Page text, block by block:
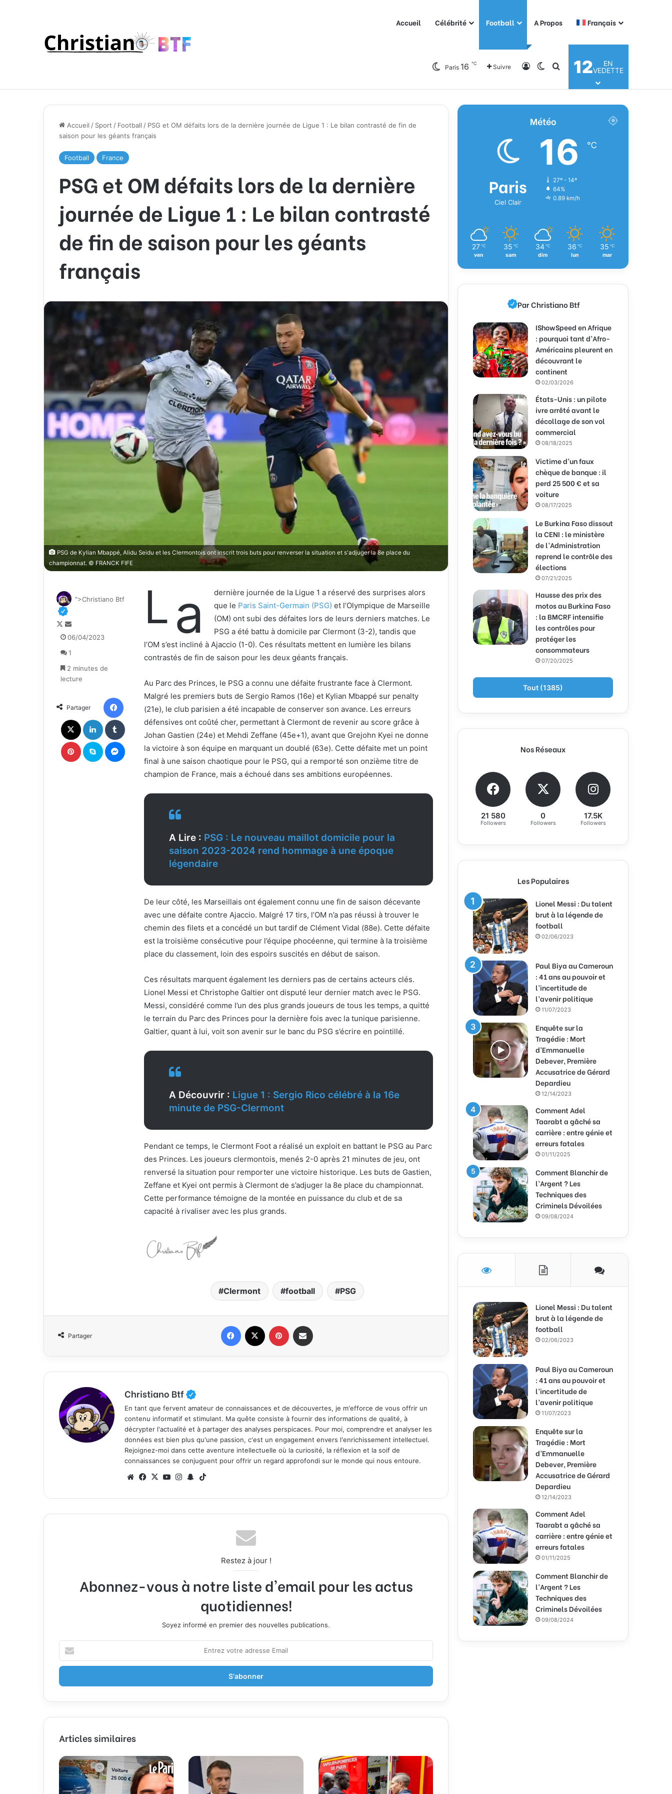
Accueil Célébrité Football A Propos Français
Paris 16 ℃ Suivre ConnexionSwitch skin
Rechercher
12
EN
VEDETTE
Accueil / Sport / Football / PSG et OM défaits lors de la dernière journée de Ligue 1 : Le bilan contrasté de fin de
saison pour les géants français
Football France
PSG et OM défaits lors de la dernière
journée de Ligue 1 : Le bilan contrasté
de fin de saison pour les géants
français
PSG de Kylian Mbappé, Alidu Seidu et les Clermontois ont inscrit trois buts pour renverser la situation et s'adjuger la 8e place du
championnat. © FRANCK FIFE
La
dernière journée de la Ligue 1 a réservé des surprises alors
que le Paris Saint-Germain (PSG) et l’Olympique de Marseille
(OM) ont subi des défaites lors de leurs derniers matches. Le
PSG a été battu à domicile par Clermont (3-2), tandis que
l’OM s’est incliné à Ajaccio (1-0). Ces résultats mettent en lumière les bilans
contrastés de fin de saison pour les deux géants français.
Au Parc des Princes, le PSG a connu une défaite frustrante face à Clermont.
Malgré les premiers buts de Sergio Ramos (16e) et Kylian Mbappé sur penalty
(21e), le club parisien a été incapable de conserver son avance. Les erreurs
défensives ont coûté cher, permettant à Clermont de revenir au score grâce à
Johan Gastien (24e) et Mehdi Zeffane (45e+1), avant que Grejohn Kyei ne donne
la victoire à son équipe en marquant un doublé (63e). Cette défaite met un point
final à une saison chaotique pour le PSG, qui a remporté son onzième titre de
champion de France, mais a échoué dans ses ambitions européennes.
A Lire : PSG : Le nouveau maillot domicile pour la
saison 2023-2024 rend hommage à une époque
légendaire
De leur côté, les Marseillais ont également connu une fin de saison décevante
avec une défaite contre Ajaccio. Malgré 17 tirs, l’OM n’a pas réussi à trouver le
chemin des filets et a concédé un but tardif de Clément Vidal (88e). Cette défaite
est la troisième consécutive pour l’équipe phocéenne, qui termine à la troisième
place du classement, loin des espoirs suscités en début de saison.
Ces résultats marquent également les derniers pas de certains acteurs clés.
Lionel Messi et Christophe Galtier ont disputé leur dernier match avec le PSG.
Messi, considéré comme l’un des plus grands joueurs de tous les temps, a quitté
le terrain du Parc des Princes pour la dernière fois avec la tunique parisienne.
Galtier, quant à lui, voit son avenir sur le banc du PSG s’écrire en pointillé.
A Découvrir : Ligue 1 : Sergio Rico célébré à la 16e
minute de PSG-Clermont
Pendant ce temps, le Clermont Foot a réalisé un exploit en battant le PSG au Parc
des Princes. Les joueurs clermontois, menés 2-0 après 21 minutes de jeu, ont
renversé la situation pour remporter une victoire historique. Les buts de Gastien,
Zeffane et Kyei ont permis à Clermont de s’adjuger la 8e place du championnat.
Cette performance témoigne de la montée en puissance du club et de sa
capacité à rivaliser avec les plus grands.
Clermont football PSG
">Christiano Btf
F
o
l
o
w
X
n
y
e
n
c
o
u
r
r
06/04/2023
1
2 minutes de
lecture
Partager
Partager
Christiano Btf
En tant que fervent amateur de connaissances et de découvertes, je m'efforce de vous offrir un
contenu informatif et stimulant. Ma quête consiste à fournir des informations de qualité, à
décrypter l'actualité et à partager des analyses perspicaces. Pour moi, comprendre et analyser les
données est bien plus qu'une passion, c'est un engagement envers l'enrichissement intellectuel.
Rejoignez-moi dans cette aventure intellectuelle où la curiosité, la réflexion et la soif de
connaissances se conjuguent pour offrir un regard approfondi sur le monde qui nous entoure.
We
te
Fa
bo
ok
X
Yo
ub
e
Ins
ra
m
Sn
ch
at
k
Restez à jour !
Abonnez-vous à notre liste d'email pour les actus
quotidiennes!
Soyez informé en premier des nouvelles publications.
t
e
o
r
a
d
Articles similaires
Météo
Paris
Ciel Clair
16 ℃
27º - 14º
64%
0.89 km/h
27 ℃
ven
35 ℃
sam
34 ℃
dim
36 ℃
lun
35 ℃
mar
Par Christiano Btf
IShowSpeed en Afrique
: pourquoi tant d’Afro-
Américains pleurent en
découvrant le
continent
02/03/2026
États-Unis : un pilote
ivre arrêté avant le
décollage de son vol
commercial
08/18/2025
Victime d’un faux
chèque de banque : il
perd 25 500 € et sa
voiture
08/17/2025
Le Burkina Faso dissout
la CENI : le ministère
de l’Administration
reprend le contrôle des
élections
07/21/2025
Hausse des prix des
motos au Burkina Faso
: la BMCRF intensifie
les contrôles pour
protéger les
consommateurs
07/20/2025
Tout (1385)
Nos Réseaux
21 580
Followers
0
Followers
17.5K
Followers
Les Populaires
Lionel Messi : Du talent
brut à la légende de
football
02/06/2023
Paul Biya au Cameroun
: 41 ans au pouvoir et
l’incertitude de
l’avenir politique
11/07/2023
Enquête sur la
Tragédie : Mort
d’Emmanuelle
Debever, Première
Accusatrice de Gérard
Depardieu
12/14/2023
Comment Adel
Taarabt a gâché sa
carrière : entre génie et
erreurs fatales
01/11/2025
Comment Blanchir de
l’Argent ? Les
Techniques des
Criminels Dévoilées
09/08/2024
Lionel Messi : Du talent
brut à la légende de
football
02/06/2023
Paul Biya au Cameroun
: 41 ans au pouvoir et
l’incertitude de
l’avenir politique
11/07/2023
Enquête sur la
Tragédie : Mort
d’Emmanuelle
Debever, Première
Accusatrice de Gérard
Depardieu
12/14/2023
Comment Adel
Taarabt a gâché sa
carrière : entre génie et
erreurs fatales
01/11/2025
Comment Blanchir de
l’Argent ? Les
Techniques des
Criminels Dévoilées
09/08/2024